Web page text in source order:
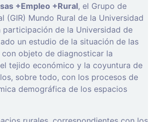
+Empleo +Rural, el Grupo de
(GIR) Mundo Rural de la Universidad
participación de la Universidad de
un estudio de la situación de las
con objeto de diagnosticar la
tejido económico y la coyuntura de
sobre todo, con los procesos de
demográfica de los espacios